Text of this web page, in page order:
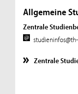
Allgemeine
Zentrale
Zentrale